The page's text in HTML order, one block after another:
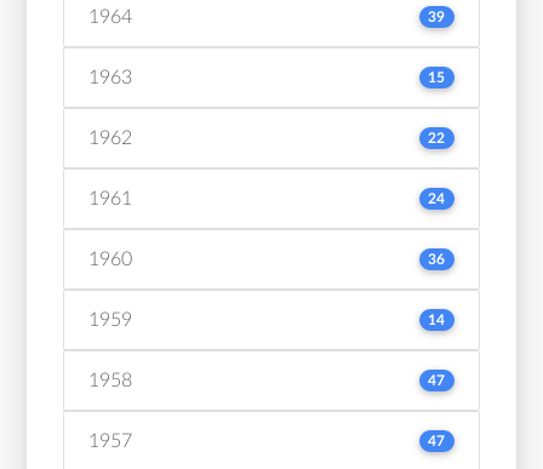
1964 39
1963 15
1962 22
1961 24
1960 36
1959 14
1958 47
1957 47